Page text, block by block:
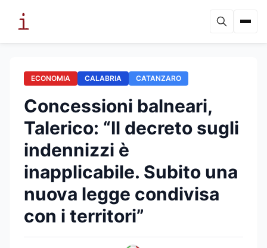
ECONOMIA CALABRIA CATANZARO
Concessioni balneari,
Talerico: “Il decreto sugli
indennizzi è
inapplicabile. Subito una
nuova legge condivisa
con i territori”